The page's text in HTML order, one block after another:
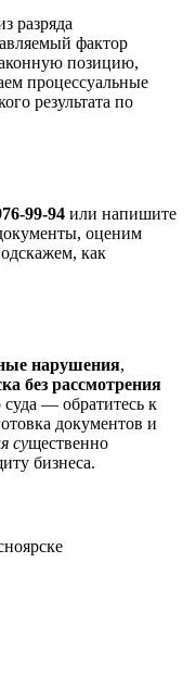
разряда
фактор
позицию,
процессуальные
результата по
99-94 или напишите
оценим
как
нарушения,
без рассмотрения
— обратитесь к
документов и
существенно
бизнеса.